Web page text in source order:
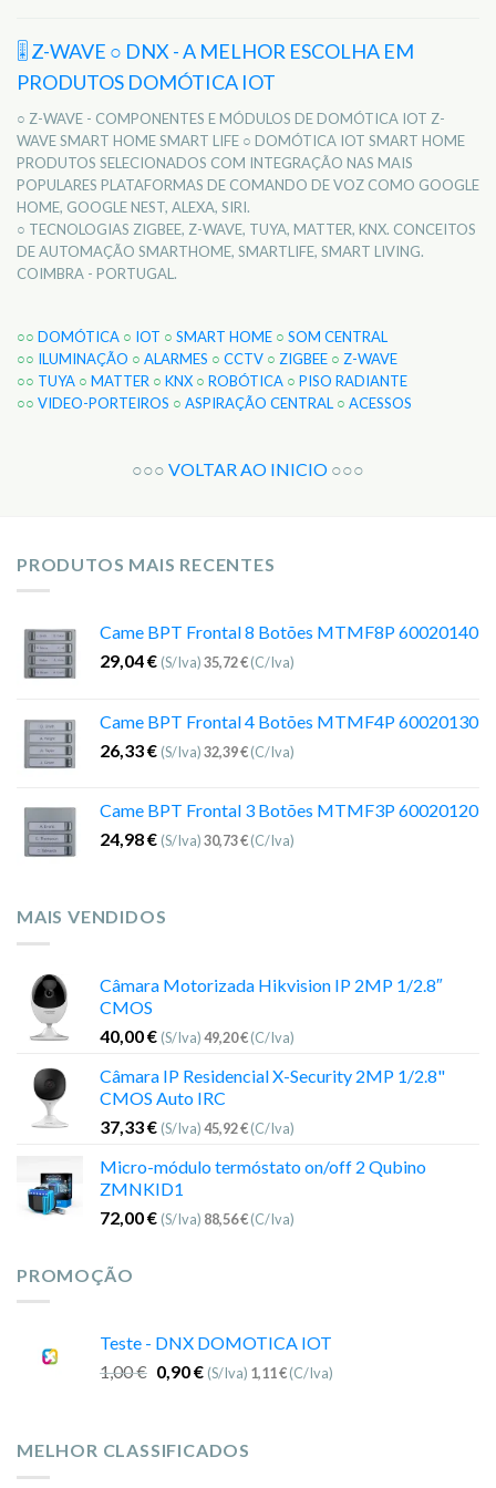
🎚️ Z-WAVE ○ DNX - A MELHOR ESCOLHA EM
PRODUTOS DOMÓTICA IOT
○ Z-WAVE - COMPONENTES E MÓDULOS DE DOMÓTICA IOT Z-
WAVE SMART HOME SMART LIFE ○ DOMÓTICA IOT SMART HOME
PRODUTOS SELECIONADOS COM INTEGRAÇÃO NAS MAIS
POPULARES PLATAFORMAS DE COMANDO DE VOZ COMO GOOGLE
HOME, GOOGLE NEST, ALEXA, SIRI.
○ TECNOLOGIAS ZIGBEE, Z-WAVE, TUYA, MATTER, KNX. CONCEITOS
DE AUTOMAÇÃO SMARTHOME, SMARTLIFE, SMART LIVING.
COIMBRA - PORTUGAL.
○○ DOMÓTICA ○ IOT ○ SMART HOME ○ SOM CENTRAL
○○ ILUMINAÇÃO ○ ALARMES ○ CCTV ○ ZIGBEE ○ Z-WAVE
○○ TUYA ○ MATTER ○ KNX ○ ROBÓTICA ○ PISO RADIANTE
○○ VIDEO-PORTEIROS ○ ASPIRAÇÃO CENTRAL ○ ACESSOS
○○○ VOLTAR AO INICIO ○○○
PRODUTOS MAIS RECENTES
Came BPT Frontal 8 Botões MTMF8P 60020140
29,04€ (S/Iva)35,72€(C/Iva)
Came BPT Frontal 4 Botões MTMF4P 60020130
26,33€ (S/Iva)32,39€(C/Iva)
Came BPT Frontal 3 Botões MTMF3P 60020120
24,98€ (S/Iva)30,73€(C/Iva)
MAIS VENDIDOS
Câmara Motorizada Hikvision IP 2MP 1/2.8″
CMOS
40,00€ (S/Iva)49,20€(C/Iva)
Câmara IP Residencial X-Security 2MP 1/2.8"
CMOS Auto IRC
37,33€ (S/Iva)45,92€(C/Iva)
Micro-módulo termóstato on/off 2 Qubino
ZMNKID1
72,00€ (S/Iva) 88,56€(C/Iva)
PROMOÇÃO
Teste - DNX DOMOTICA IOT
1,00€ 0,90€ (S/Iva) 1,11€(C/Iva)
MELHOR CLASSIFICADOS